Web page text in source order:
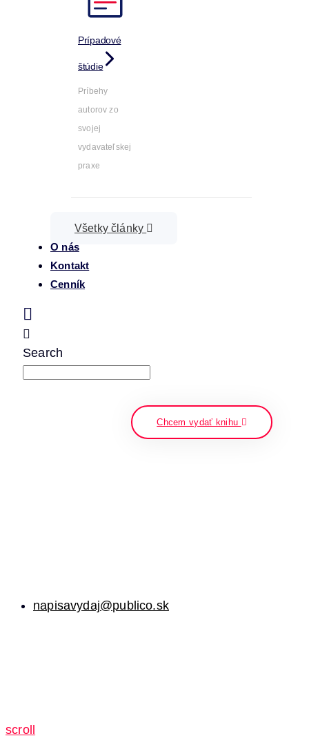
Prípadové
štúdie
Príbehy
autorov zo
svojej
vydavateľskej
praxe
Všetky články
O nás
Kontakt
Cenník
Search
Chcem vydať knihu
napisavydaj@publico.sk
scroll